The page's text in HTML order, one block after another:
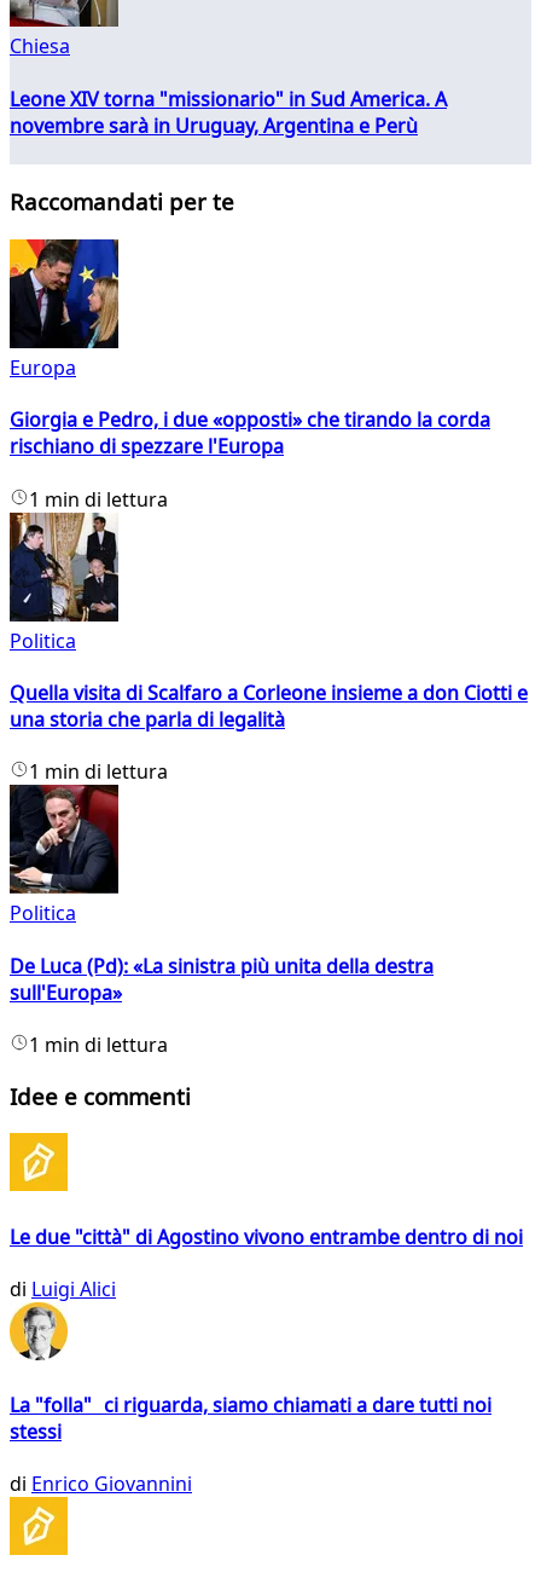
Chiesa
Leone XIV torna "missionario" in Sud America. A
novembre sarà in Uruguay, Argentina e Perù
Raccomandati per te
Europa
Giorgia e Pedro, i due «opposti» che tirando la corda
rischiano di spezzare l'Europa
1 min di lettura
Politica
Quella visita di Scalfaro a Corleone insieme a don Ciotti e
una storia che parla di legalità
1 min di lettura
Politica
De Luca (Pd): «La sinistra più unita della destra
sull'Europa»
1 min di lettura
Idee e commenti
Le due "città" di Agostino vivono entrambe dentro di noi
di Luigi Alici
La "folla" ci riguarda, siamo chiamati a dare tutti noi
stessi
di Enrico Giovannini